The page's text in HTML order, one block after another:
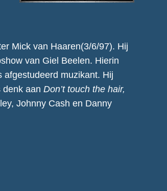
Mick van Haaren(3/6/97). Hij
van Giel Beelen. Hierin
afgestudeerd muzikant. Hij
denk aanDon’t touch the hair,
Johnny Cash en Danny